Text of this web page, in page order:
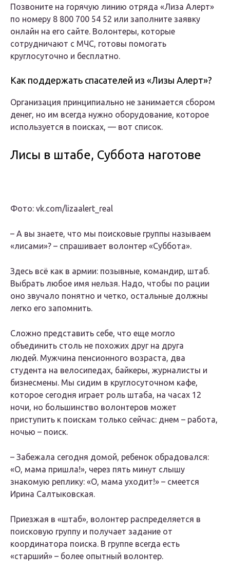
Позвоните на горячую линию отряда «Лиза Алерт»
по номеру 8 800 700 54 52 или заполните заявку
онлайн на его сайте. Волонтеры, которые
сотрудничают с МЧС, готовы помогать
круглосуточно и бесплатно.
Как поддержать спасателей из «Лизы Алерт»?
Организация принципиально не занимается сбором
денег, но им всегда нужно оборудование, которое
используется в поисках, — вот список.
Лисы в штабе, Суббота наготове
Фото: vk.com/lizaalert_real
– А вы знаете, что мы поисковые группы называем
«лисами»? – спрашивает волонтер «Суббота».
Здесь всё как в армии: позывные, командир, штаб.
Выбрать любое имя нельзя. Надо, чтобы по рации
оно звучало понятно и четко, остальные должны
легко его запомнить.
Сложно представить себе, что еще могло
объединить столь не похожих друг на друга
людей. Мужчина пенсионного возраста, два
студента на велосипедах, байкеры, журналисты и
бизнесмены. Мы сидим в круглосуточном кафе,
которое сегодня играет роль штаба, на часах 12
ночи, но большинство волонтеров может
приступить к поискам только сейчас: днем – работа,
ночью – поиск.
– Забежала сегодня домой, ребенок обрадовался:
«О, мама пришла!», через пять минут слышу
знакомую реплику: «О, мама уходит!» – смеется
Ирина Салтыковская.
Приезжая в «штаб», волонтер распределяется в
поисковую группу и получает задание от
координатора поиска. В группе всегда есть
«старший» – более опытный волонтер.